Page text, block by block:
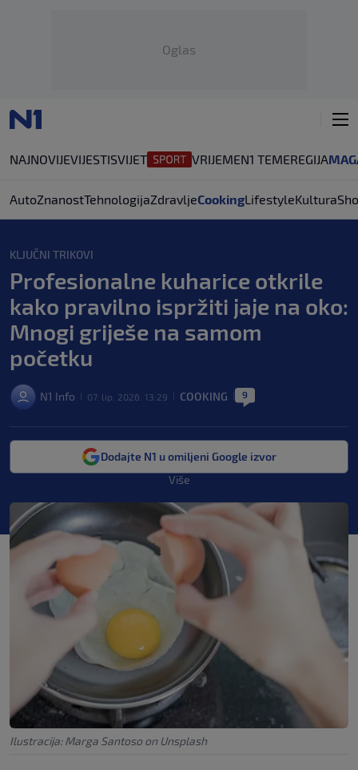
Oglas
NAJNOVIJEVIJESTISVIJET VRIJEMEN1 TEMEREGIJA
AutoZnanostTehnologijaZdravljeCookingLifestyleKultura
KLJUČNI TRIKOVI
Profesionalne kuharice otkrile
kako pravilno ispržiti jaje na oko:
Mnogi griješe na samom
početku
N1 Info 07. lip. 2026. 13:29 COOKING 9
Dodajte N1 u omiljeni Google izvor
Više
Ilustracija: Marga Santoso on Unsplash